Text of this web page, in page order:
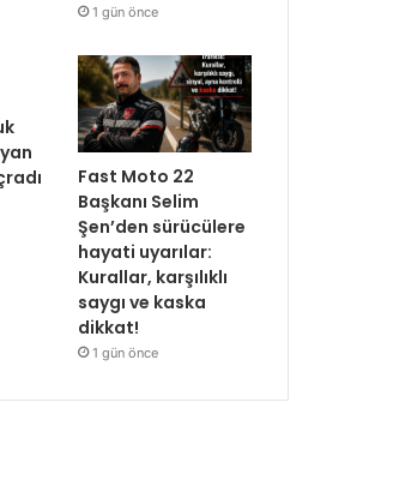
1 gün önce
Fast Moto 22
Başkanı Selim
Şen’den sürücülere
hayati uyarılar:
Kurallar, karşılıklı
saygı ve kaska
dikkat!
1 gün önce